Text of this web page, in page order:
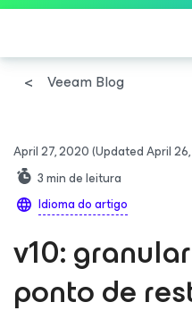
Veeam Blog
April 27, 2020(Updated April
3min de leitura
Idioma do artigo
v10:
ponto de